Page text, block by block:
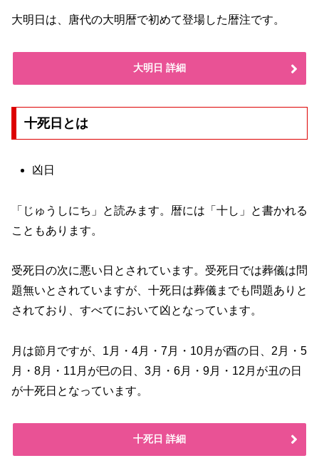
大明日は、唐代の大明暦で初めて登場した暦注です。
大明日 詳細
十死日とは
凶日
「じゅうしにち」と読みます。暦には「十し」と書かれる
こともあります。
受死日の次に悪い日とされています。受死日では葬儀は問
題無いとされていますが、十死日は葬儀までも問題ありと
されており、すべてにおいて凶となっています。
月は節月ですが、1月・4月・7月・10月が酉の日、2月・5
月・8月・11月が巳の日、3月・6月・9月・12月が丑の日
が十死日となっています。
十死日 詳細